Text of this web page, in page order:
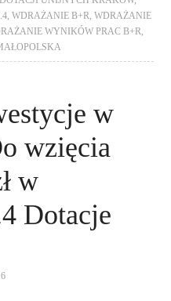
,WDRAŻANIE B+R ,WDRAŻANIE
WYNIKÓW PRAC B+R
w
wzięcia
w
Dotacje